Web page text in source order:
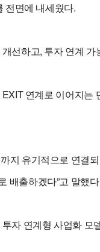
전면에 내세웠다.
선하고, 투자 연계
연계로 이어지는
유기적으로 연결
배출하겠다”고 말했
자 연계형 사업화